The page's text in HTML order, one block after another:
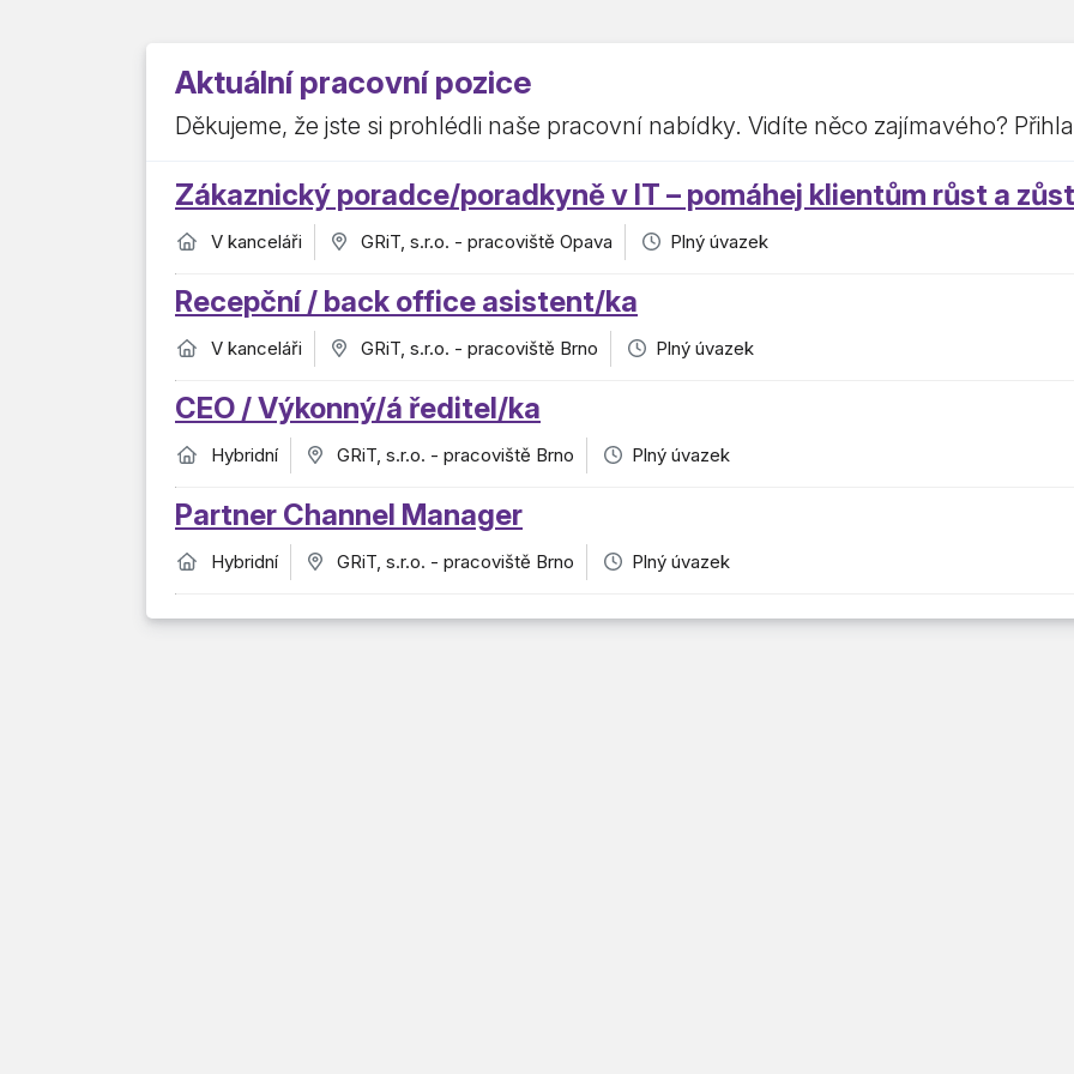
Aktuální pracovní pozice
Děkujeme, že jste si prohlédli naše pracovní nabídky. Vidíte něco zajímavého?
Zákaznický poradce/poradkyně v IT – pomáhej klientům růst a
V kanceláři GRiT, s.r.o. - pracoviště Opava Plný úvazek
Recepční / back office asistent/ka
V kanceláři GRiT, s.r.o. - pracoviště Brno Plný úvazek
CEO / Výkonný/á ředitel/ka
Hybridní GRiT, s.r.o. - pracoviště Brno Plný úvazek
Partner Channel Manager
Hybridní GRiT, s.r.o. - pracoviště Brno Plný úvazek